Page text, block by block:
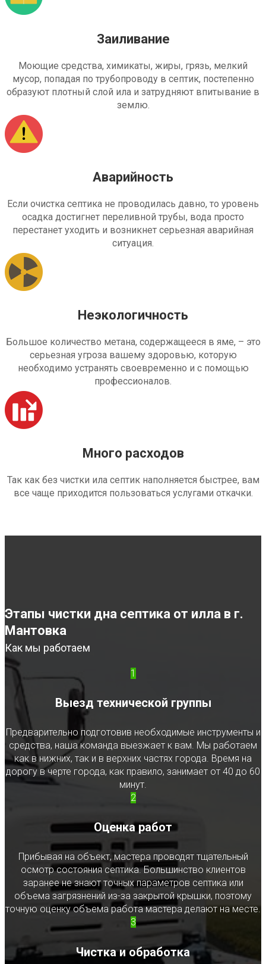
Заиливание
Моющие средства, химикаты, жиры, грязь, мелкий
мусор, попадая по трубопроводу в септик, постепенно
образуют плотный слой ила и затрудняют впитывание в
землю.
Аварийность
Если очистка септика не проводилась давно, то уровень
осадка достигнет переливной трубы, вода просто
перестанет уходить и возникнет серьезная аварийная
ситуация.
Неэкологичность
Большое количество метана, содержащееся в яме, – это
серьезная угроза вашему здоровью, которую
необходимо устранять своевременно и с помощью
профессионалов.
Много расходов
Так как без чистки ила септик наполняется быстрее, вам
все чаще приходится пользоваться услугами откачки.
Этапы чистки дна септика от илла в г.
Мантовка
Как мы работаем
1
Выезд технической группы
Предварительно подготовив необходимые инструменты и
средства, наша команда выезжает к вам. Мы работаем
как в нижних, так и в верхних частях города. Время на
дорогу в черте города, как правило, занимает от 40 до 60
минут.
2
Оценка работ
Прибывая на объект, мастера проводят тщательный
осмотр состояния септика. Большинство клиентов
заранее не знают точных параметров септика или
объема загрязнений из-за закрытой крышки, поэтому
точную оценку объема работа мастера делают на месте.
3
Чистка и обработка